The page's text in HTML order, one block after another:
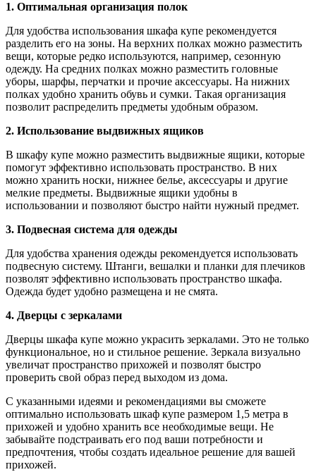
1. Оптимальная организация полок
Для удобства использования шкафа купе рекомендуется
разделить его на зоны. На верхних полках можно разместить
вещи, которые редко используются, например, сезонную
одежду. На средних полках можно разместить головные
уборы, шарфы, перчатки и прочие аксессуары. На нижних
полках удобно хранить обувь и сумки. Такая организация
позволит распределить предметы удобным образом.
2. Использование выдвижных ящиков
В шкафу купе можно разместить выдвижные ящики, которые
помогут эффективно использовать пространство. В них
можно хранить носки, нижнее белье, аксессуары и другие
мелкие предметы. Выдвижные ящики удобны в
использовании и позволяют быстро найти нужный предмет.
3. Подвесная система для одежды
Для удобства хранения одежды рекомендуется использовать
подвесную систему. Штанги, вешалки и планки для плечиков
позволят эффективно использовать пространство шкафа.
Одежда будет удобно размещена и не смята.
4. Дверцы с зеркалами
Дверцы шкафа купе можно украсить зеркалами. Это не только
функциональное, но и стильное решение. Зеркала визуально
увеличат пространство прихожей и позволят быстро
проверить свой образ перед выходом из дома.
С указанными идеями и рекомендациями вы сможете
оптимально использовать шкаф купе размером 1,5 метра в
прихожей и удобно хранить все необходимые вещи. Не
забывайте подстраивать его под ваши потребности и
предпочтения, чтобы создать идеальное решение для вашей
прихожей.